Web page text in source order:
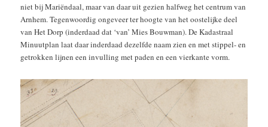
niet bij Mariëndaal, maar van daar uit gezien halfweg het centrum van
Arnhem. Tegenwoordig ongeveer ter hoogte van het oostelijke deel
van Het Dorp (inderdaad dat ‘van’ Mies Bouwman). De Kadastraal
Minuutplan laat daar inderdaad dezelfde naam zien en met stippel- en
getrokken lijnen een invulling met paden en een vierkante vorm.